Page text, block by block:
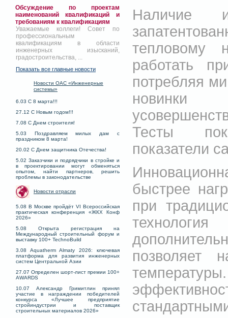
Обсуждение по проектам
наименований квалификаций и
требованиям к квалификациям
Уважаемые коллеги! Совет по
профессиональным
квалификациям в области
инженерных изысканий,
градостроительства, ...
Показать все главные новости
Новости ОАС «Инженерные
системы»
6.03 С 8 марта!!!
27.12 С Новым годом!!!
7.08 С Днем строителя!
5.03 Поздравляем милых дам с
праздником 8 марта!
20.02 С Днем защитника Отечества!
5.02 Заказчики и подрядчики в стройке и
в проектировании могут обменяться
опытом, найти партнеров, решить
проблемы в законодательстве
Новости отрасли
5.08 В Москве пройдёт VI Всероссийская
практическая конференция «ЖКХ Конф
2026»
5.08 Открыта регистрация на
Международный строительный форум и
выставку 100+ TechnoBuild
3.08 Aquatherm Almaty 2026: ключевая
платформа для развития инженерных
систем Центральной Азии
27.07 Определен шорт-лист премии 100+
AWARDS
10.07 Александр Гримитлин принял
участие в награждении победителей
конкурса «Лучшее предприятие
стройиндустрии и поставщик
строительных материалов 2026»
Наличие
тепловому
работать
потребляя
новинки
Тесты
показатели
быстрее
при
позволяет